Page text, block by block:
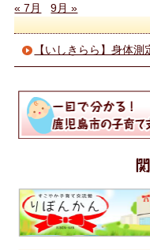
« 7月
9月 »
【いしきらら】身体